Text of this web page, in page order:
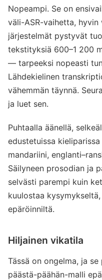
Nopeampi. Se on
väli-ASR-vaihetta,
järjestelmät pystyvät
tekstityksiä 600–1 200
— tarpeeksi nopeasti
Lähdekielinen
vähemmän täynnä.
ja luet sen.
Puhtaalla äänellä,
edustetuissa
mandariini,
Säilyneen prosodian ja
selvästi parempi kuin
kuulostaa
epäröinniltä.
Hiljainen vikatila
Tässä on ongelma, ja
päästä-päähän-malli